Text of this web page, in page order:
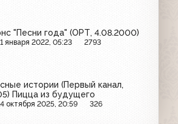
"Песни года" (ОРТ, 4.08.2000)
января 2022, 05:23 2793
истории (Первый канал,
Пицца из будущего
октября 2025, 20:59 326